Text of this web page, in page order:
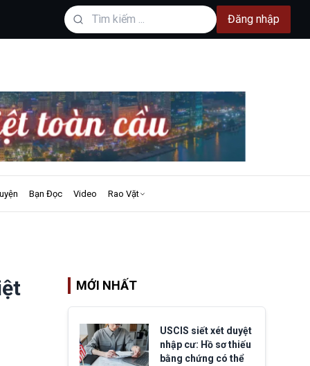
Đăng nhập
Bạn Đọc Video Rao Vặt
MỚI NHẤT
USCIS siết xét duyệt
nhập cư: Hồ sơ thiếu
bằng chứng có thể